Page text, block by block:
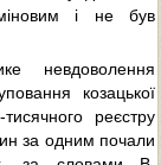
і не був
невдоволення
козацької
реєстру
за одним почали